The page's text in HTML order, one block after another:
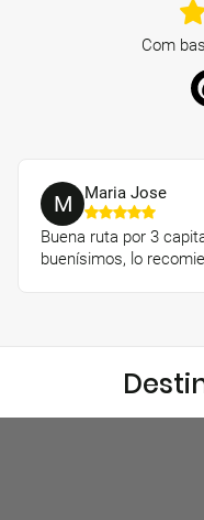
Com
M Mari­a Jose
Buena ruta por 3
buenísimos, lo